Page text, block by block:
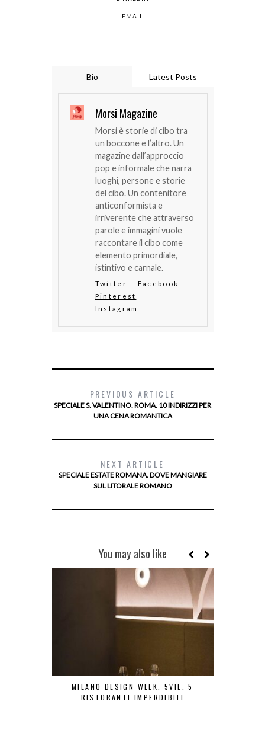
EMAIL
Bio Latest Posts
Morsi Magazine
Morsi è storie di cibo tra
un boccone e l’altro. Un
magazine dall’approccio
pop e informale che narra
luoghi, persone e storie
del cibo. Un contenitore
anticonformista e
irriverente che attraverso
parole e immagini vuole
raccontare il cibo come
elemento primordiale,
istintivo e carnale.
Twitter
Facebook
Pinterest
Instagram
PREVIOUS ARTICLE
SPECIALE S. VALENTINO. ROMA. 10 INDIRIZZI PER
UNA CENA ROMANTICA
NEXT ARTICLE
SPECIALE ESTATE ROMANA. DOVE MANGIARE
SUL LITORALE ROMANO
You may also like
MILANO DESIGN WEEK. 5VIE. 5
RISTORANTI IMPERDIBILI